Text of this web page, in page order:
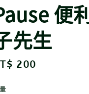
便
先生
200